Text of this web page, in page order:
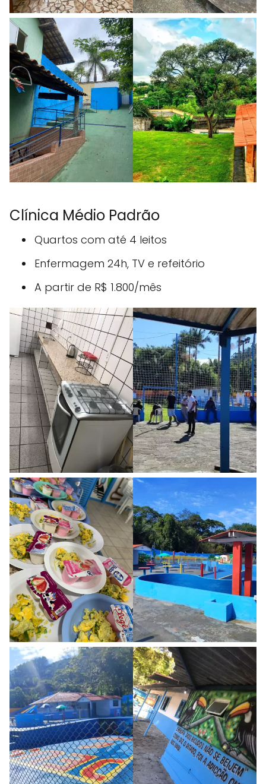
Clínica Médio Padrão
Quartos com até 4 leitos
Enfermagem 24h, TV e refeitório
A partir de R$ 1.800/mês